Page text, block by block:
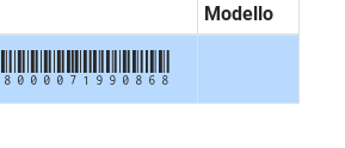
Modello
8000071990868